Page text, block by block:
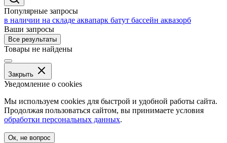
Популярные запросы
в наличии на складе аквапарк батут бассейн аквазорб
Ваши запросы
Все результаты
Товары не найдены
Закрыть
Уведомление о cookies
Мы используем cookies для быстрой и удобной работы сайта.
Продолжая пользоваться сайтом, вы принимаете условия
обработки персональных данных.
Ок, не вопрос